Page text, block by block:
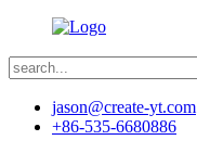
jason@create-yt.com
+86-535-6680886